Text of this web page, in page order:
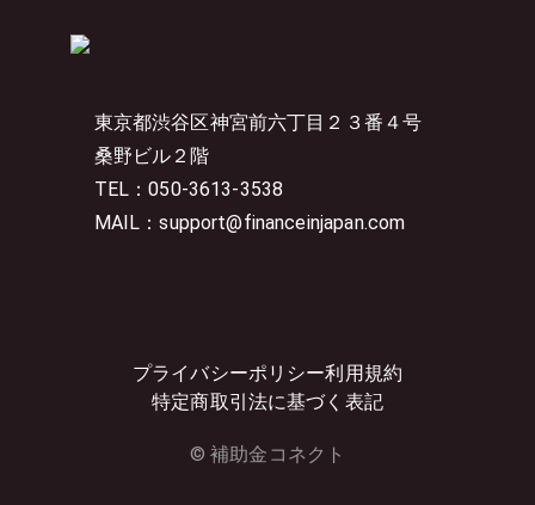
東京都渋谷区神宮前六丁目２３番４号
桑野ビル２階
TEL：050-3613-3538
MAIL：support@financeinjapan.com
プライバシーポリシー利用規約
特定商取引法に基づく表記
© 補助金コネクト